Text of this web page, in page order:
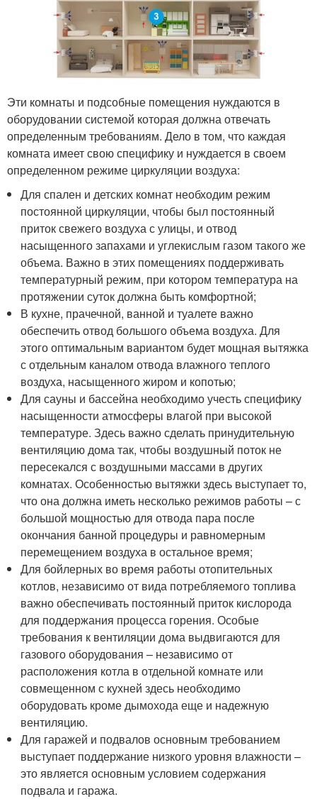
Эти комнаты и подсобные помещения нуждаются в
оборудовании системой которая должна отвечать
определенным требованиям. Дело в том, что каждая
комната имеет свою специфику и нуждается в своем
определенном режиме циркуляции воздуха:
Для спален и детских комнат необходим режим
постоянной циркуляции, чтобы был постоянный
приток свежего воздуха с улицы, и отвод
насыщенного запахами и углекислым газом такого же
объема. Важно в этих помещениях поддерживать
температурный режим, при котором температура на
протяжении суток должна быть комфортной;
В кухне, прачечной, ванной и туалете важно
обеспечить отвод большого объема воздуха. Для
этого оптимальным вариантом будет мощная вытяжка
с отдельным каналом отвода влажного теплого
воздуха, насыщенного жиром и копотью;
Для сауны и бассейна необходимо учесть специфику
насыщенности атмосферы влагой при высокой
температуре. Здесь важно сделать принудительную
вентиляцию дома так, чтобы воздушный поток не
пересекался с воздушными массами в других
комнатах. Особенностью вытяжки здесь выступает то,
что она должна иметь несколько режимов работы – с
большой мощностью для отвода пара после
окончания банной процедуры и равномерным
перемещением воздуха в остальное время;
Для бойлерных во время работы отопительных
котлов, независимо от вида потребляемого топлива
важно обеспечивать постоянный приток кислорода
для поддержания процесса горения. Особые
требования к вентиляции дома выдвигаются для
газового оборудования – независимо от
расположения котла в отдельной комнате или
совмещенном с кухней здесь необходимо
оборудовать кроме дымохода еще и надежную
вентиляцию.
Для гаражей и подвалов основным требованием
выступает поддержание низкого уровня влажности –
это является основным условием содержания
подвала и гаража.